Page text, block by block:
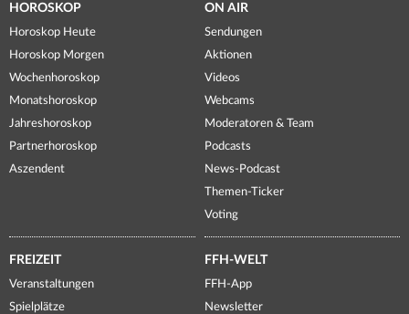
HOROSKOP
Horoskop Heute
Horoskop Morgen
Wochenhoroskop
Monatshoroskop
Jahreshoroskop
Partnerhoroskop
Aszendent
ON AIR
Sendungen
Aktionen
Videos
Webcams
Moderatoren & Team
Podcasts
News-Podcast
Themen-Ticker
Voting
FREIZEIT
Veranstaltungen
Spielplätze
FFH-WELT
FFH-App
Newsletter